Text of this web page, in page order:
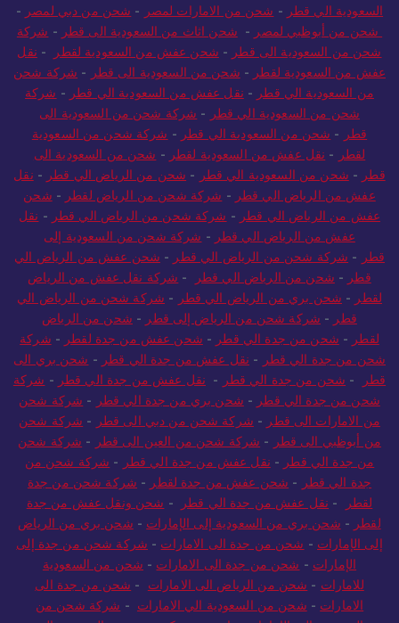
السعودية الي قطر - شحن من الامارات لمصر - شحن من دبي لمصر -
شحن من أبوظبي لمصر - شحن اثاث من السعودية الى قطر - شركة
شحن من السعودية الى قطر - شحن عفش من السعودية لقطر - نقل
عفش من السعودية لقطر - شحن من السعودية الى قطر - شركة شحن
من السعودية الي قطر - نقل عفش من السعودية الي قطر - شركة
شحن من السعودية الي قطر - شركة شحن من السعودية الى
قطر - شحن من السعودية الي قطر - شركة شحن من السعودية
لقطر - نقل عفش من السعودية لقطر - شحن من السعودية الى
قطر - شحن من السعودية الي قطر - شحن من الرياض الي قطر - نقل
عفش من الرياض الي قطر - شركة شحن من الرياض لقطر - شحن
عفش من الرياض الي قطر - شركة شحن من الرياض الي قطر - نقل
عفش من الرياض الي قطر - شركة شحن من السعودية إلى
قطر - شركة شحن من الرياض الي قطر - شحن عفش من الرياض الي
قطر - شحن من الرياض الي قطر - شركة نقل عفش من الرياض
لقطر - شحن بري من الرياض الي قطر - شركة شحن من الرياض الي
قطر - شركة شحن من الرياض إلى قطر - شحن من الرياض
لقطر - شحن من جدة الي قطر - شحن عفش من جدة لقطر - شركة
شحن من جدة الي قطر - نقل عفش من جدة الي قطر - شحن بري الى
قطر
- شحن من جدة الي قطر - نقل عفش من جدة الي قطر - شركة
شحن من جدة الي قطر - شحن بري من جدة الي قطر - شركة شحن
من الامارات الى قطر - شركة شحن من دبي الى قطر - شركة شحن
من أبوظبي الى قطر - شركة شحن من العين الى قطر - شركة شحن
من جدة الي قطر - نقل عفش من جدة الي قطر - شركة شحن من
جدة الي قطر - شحن عفش من جدة لقطر - شركة شحن من جدة
لقطر
- نقل عفش من جدة الي قطر - شحن ونقل عفش من جدة
لقطر - شحن بري من السعودية إلى الإمارات - شحن بري من الرياض
إلى الإمارات - شحن من جدة الى الامارات - شركة شحن من جدة إلى
الإمارات - شحن من جدة الى الامارات - شحن من السعودية
للامارات - شحن من الرياض الى الامارات - شحن من جدة الى
الامارات - شحن من السعودية الي الامارات - شركة شحن من